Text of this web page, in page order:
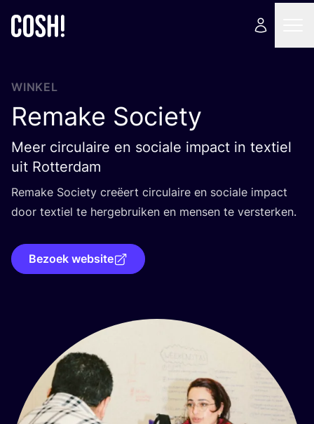
WINKEL
Remake Society
Meer circulaire en sociale impact in textiel
uit Rotterdam
Rema­ke Soci­e­ty cre­ëert cir­cu­lai­re en soci­a­le impact
door tex­tiel te her­ge­brui­ken en men­sen te versterken.
Bezoek website